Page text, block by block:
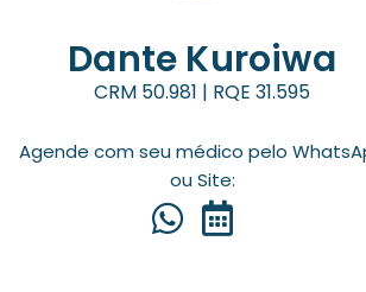
Dante Kuroiwa
CRM 50.981 | RQE 31.595
Agende com seu médico pelo
ou Site: